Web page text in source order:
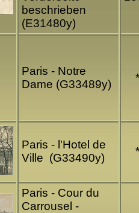
beschrieben
(E31480y)
Paris - Notre
Dame (G33489y)
*
Paris - l'Hotel de
Ville (G33490y)
*
Paris - Cour du
Carrousel -